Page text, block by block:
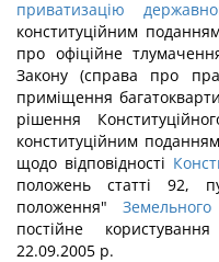
приватизацію
конституційним
про офіційне
Закону (справа про
приміщення
рішення
конституційним
щодо відповідності
положень статті 92,
положення" Земельного
постійне
22.09.2005 р.